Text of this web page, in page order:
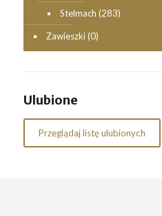
Stelmach (283)
Zawieszki (0)
Ulubione
Przeglądaj listę ulubionych